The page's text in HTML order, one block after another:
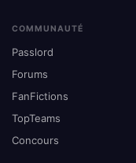
COMMUNAUTÉ
Passlord
Forums
FanFictions
TopTeams
Concours